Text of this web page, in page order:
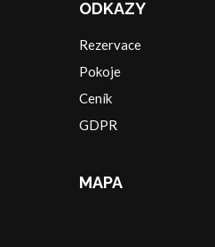
ODKAZY
Rezervace
Pokoje
Ceník
GDPR
MAPA